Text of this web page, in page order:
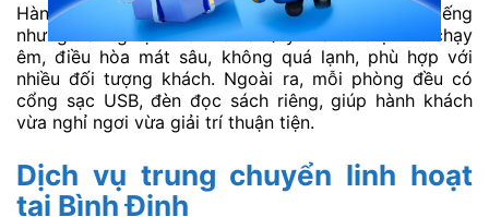
Hành trình từ Sài Gòn đi Bình Định kéo dài nhiều tiếng
nhưng trải nghiệm trên xe Ba Quy khá dễ chịu. Xe chạy
êm, điều hòa mát sâu, không quá lạnh, phù hợp với
nhiều đối tượng khách. Ngoài ra, mỗi phòng đều có
cổng sạc USB, đèn đọc sách riêng, giúp hành khách
vừa nghỉ ngơi vừa giải trí thuận tiện.
Dịch vụ trung chuyển linh hoạt
tại Bình Định